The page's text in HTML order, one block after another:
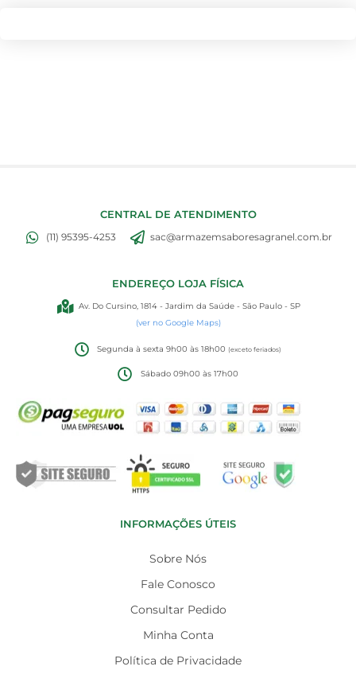
CENTRAL DE ATENDIMENTO
(11) 95395-4253 sac@armazemsaboresagranel.com.br
ENDEREÇO LOJA FÍSICA
Av. Do Cursino, 1814 - Jardim da Saúde - São Paulo - SP
(ver no Google Maps)
Segunda à sexta 9h00 às 18h00(exceto feriados)
Sábado 09h00 às 17h00
INFORMAÇÕES ÚTEIS
Sobre Nós
Fale Conosco
Consultar Pedido
Minha Conta
Política de Privacidade